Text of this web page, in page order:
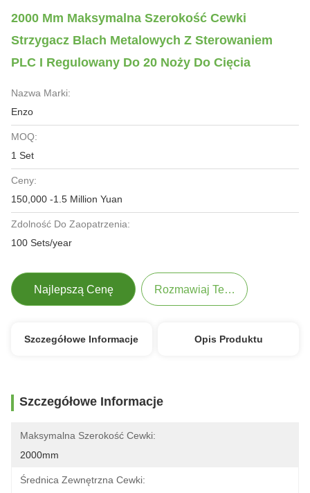
2000 Mm Maksymalna Szerokość Cewki
Strzygacz Blach Metalowych Z Sterowaniem
PLC I Regulowany Do 20 Noży Do Cięcia
Nazwa Marki:
Enzo
MOQ:
1 Set
Ceny:
150,000 -1.5 Million Yuan
Zdolność Do Zaopatrzenia:
100 Sets/year
Najlepszą Cenę Rozmawiaj Teraz.
Szczegółowe Informacje Opis Produktu
Szczegółowe Informacje
Maksymalna Szerokość Cewki:
2000mm
Średnica Zewnętrzna Cewki: